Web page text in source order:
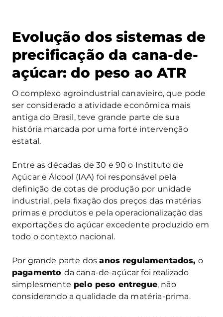
Evolução dos sistemas de
precificação da cana-de-
açúcar: do peso ao ATR
O complexo agroindustrial canavieiro, que pode
ser considerado a atividade econômica mais
antiga do Brasil, teve grande parte de sua
história marcada por uma forte intervenção
estatal.
Entre as décadas de 30 e 90 o Instituto de
Açúcar e Álcool (IAA) foi responsável pela
definição de cotas de produção por unidade
industrial, pela fixação dos preços das matérias
primas e produtos e pela operacionalização das
exportações do açúcar excedente produzido em
todo o contexto nacional.
Por grande parte dosanos regulamentados, o
pagamento da cana-de-açúcar foi realizado
simplesmente pelo peso entregue, não
considerando a qualidade da matéria-prima.